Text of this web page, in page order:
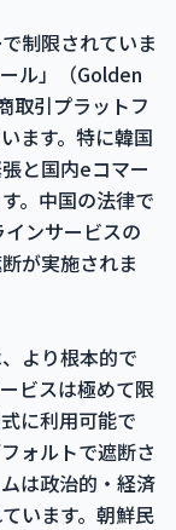
制限されていま
ル」（Golden
取引プラットフ
ます。特に韓国
と国内eコマー
。中国の法律で
ンサービスの
が実施されま
より根本的で
ビスは極めて限
に利用可能で
ォルトで遮断さ
は政治的・経済
います。朝鮮民